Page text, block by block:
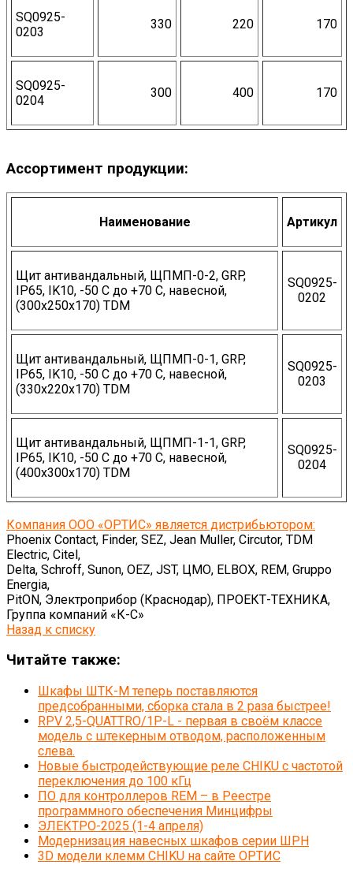
SQ0925-
0203
330 220 170
SQ0925-
0204
300 400 170
Ассортимент продукции:
Наименование Артикул
Щит антивандальный, ЩПМП-0-2, GRP,
IP65, IK10, -50 С до +70 С, навесной,
(300х250х170) TDM
SQ0925-
0202
Щит антивандальный, ЩПМП-0-1, GRP,
IP65, IK10, -50 С до +70 С, навесной,
(330х220х170) TDM
SQ0925-
0203
Щит антивандальный, ЩПМП-1-1, GRP,
IP65, IK10, -50 С до +70 С, навесной,
(400х300х170) TDM
SQ0925-
0204
Компания ООО «ОРТИС» является дистрибьютором:
Phoenix Contact, Finder, SEZ, Jean Muller, Circutor, TDM
Electric, Citel,
Delta, Schroff, Sunon, OEZ, JST, ЦМО, ELBOX, REM, Gruppo
Energia,
PitON, Электроприбор (Краснодар), ПРОЕКТ-ТЕХНИКА,
Группа компаний «К-С»
Назад к списку
Читайте также:
Шкафы ШТК-М теперь поставляются
предсобранными, сборка стала в 2 раза быстрее!
RPV 2,5-QUATTRO/1P-L - первая в своём классе
модель с штекерным отводом, расположенным
слева.
Новые быстродействующие реле CHIKU с частотой
переключения до 100 кГц
ПО для контроллеров REM – в Реестре
программного обеспечения Минцифры
ЭЛЕКТРО-2025 (1-4 апреля)
Модернизация навесных шкафов серии ШРН
3D модели клемм CHIKU на сайте ОРТИС